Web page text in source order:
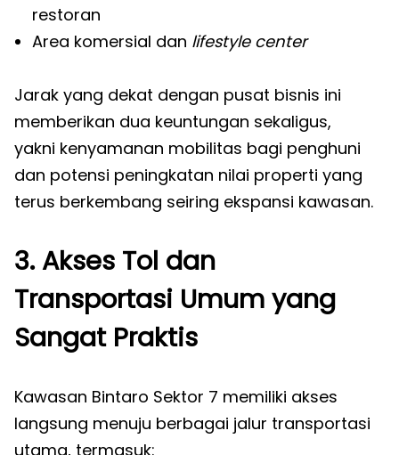
restoran
Area komersial dan lifestyle center
Jarak yang dekat dengan pusat bisnis ini
memberikan dua keuntungan sekaligus,
yakni kenyamanan mobilitas bagi penghuni
dan potensi peningkatan nilai properti yang
terus berkembang seiring ekspansi kawasan.
3. Akses Tol dan
Transportasi Umum yang
Sangat Praktis
Kawasan Bintaro Sektor 7 memiliki akses
langsung menuju berbagai jalur transportasi
utama, termasuk: